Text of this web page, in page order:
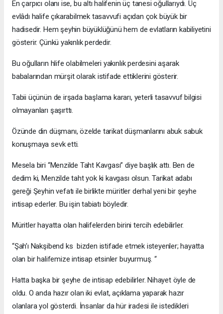
En çarpıcı olanı ise, bu altı halifenin üç tanesi oğullarıydı. Üç
evlâdı halife çıkarabilmek tasavvufi açıdan çok büyük bir
hadisedir. Hem şeyhin büyüklüğünü hem de evlatların kabiliyetini
gösterir. Çünkü yakınlık perdedir.
Bu oğulların hlife olabilmeleri yakınlık perdesini aşarak
babalarından mürşit olarak istifade ettiklerini gösterir.
Tabii üçünün de irşada başlama kararı, yeterli tasavvuf bilgisi
olmayanları şaşırttı.
Özünde din düşmanı, özelde tarikat düşmanlarını abuk sabuk
konuşmaya sevk etti.
Mesela biri “Menzilde Taht Kavgası” diye başlık attı. Ben de
dedim ki, Menzilde taht yok ki kavgası olsun. Tarikat adabı
gereği Şeyhin vefatı ile birlikte müritler derhal yeni bir şeyhe
intisap ederler. Bu işin tabiatı böyledir.
Müritler hayatta olan halifelerden birini tercih edebilirler.
“Şah’ı Nakşibend ks bizden istifade etmek isteyenler; hayatta
olan bir halifemize intisap etsinler buyurmuş. “
Hatta başka bir şeyhe de intisap edebilirler. Nihayet öyle de
oldu. O anda hazır olan iki evlat, açıklama yaparak hazır
olanlara yol gösterdi. İnsanlar da hür iradesi ile istedikleri